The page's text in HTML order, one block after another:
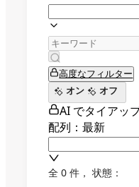
高度なフィルター
オン
オフ
AI でタイアッ
配列：最新
全 0 件 ， 状態：